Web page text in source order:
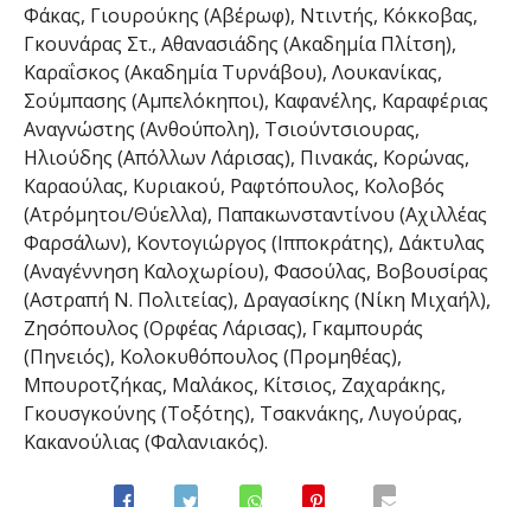
Φάκας, Γιουρούκης (Αβέρωφ), Ντιντής, Κόκκοβας,
Γκουνάρας Στ., Αθανασιάδης (Ακαδημία Πλίτση),
Καραΐσκος (Ακαδημία Τυρνάβου), Λουκανίκας,
Σούμπασης (Αμπελόκηποι), Καφανέλης, Καραφέριας
Αναγνώστης (Ανθούπολη), Τσιούντσιουρας,
Ηλιούδης (Απόλλων Λάρισας), Πινακάς, Κορώνας,
Καραούλας, Κυριακού, Ραφτόπουλος, Κολοβός
(Ατρόμητοι/Θύελλα), Παπακωνσταντίνου (Αχιλλέας
Φαρσάλων), Κοντογιώργος (Ιπποκράτης), Δάκτυλας
(Αναγέννηση Καλοχωρίου), Φασούλας, Βοβουσίρας
(Αστραπή Ν. Πολιτείας), Δραγασίκης (Νίκη Μιχαήλ),
Ζησόπουλος (Ορφέας Λάρισας), Γκαμπουράς
(Πηνειός), Κολοκυθόπουλος (Προμηθέας),
Μπουροτζήκας, Μαλάκος, Κίτσιος, Ζαχαράκης,
Γκουσγκούνης (Τοξότης), Τσακνάκης, Λυγούρας,
Κακανούλιας (Φαλανιακός).